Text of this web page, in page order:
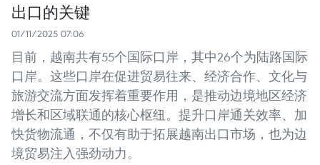
出口的关键
01/11/2025 07:06
目前，越南共有55个国际口岸，其中26个为陆路国际
口岸。这些口岸在促进贸易往来、经济合作、文化与
旅游交流方面发挥着重要作用，是推动边境地区经济
增长和区域联通的核心枢纽。提升口岸通关效率、加
快货物流通，不仅有助于拓展越南出口市场，也为边
境贸易注入强劲动力。